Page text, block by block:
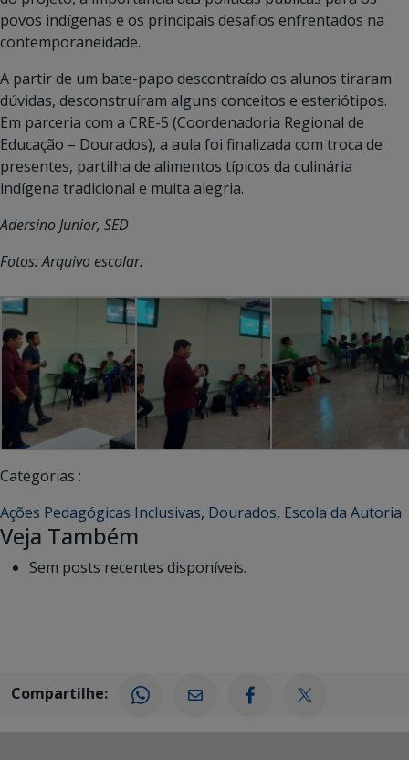
povos indígenas e os principais desafios enfrentados na
contemporaneidade.
A partir de um bate-papo descontraído os alunos tiraram
dúvidas, desconstruíram alguns conceitos e esteriótipos.
Em parceria com a CRE-5 (Coordenadoria Regional de
Educação – Dourados), a aula foi finalizada com troca de
presentes, partilha de alimentos típicos da culinária
indígena tradicional e muita alegria.
Adersino Junior, SED
Fotos: Arquivo escolar.
Categorias :
Ações Pedagógicas Inclusivas, Dourados, Escola da Autoria
Veja Também
Sem posts recentes disponíveis.
Compartilhe: